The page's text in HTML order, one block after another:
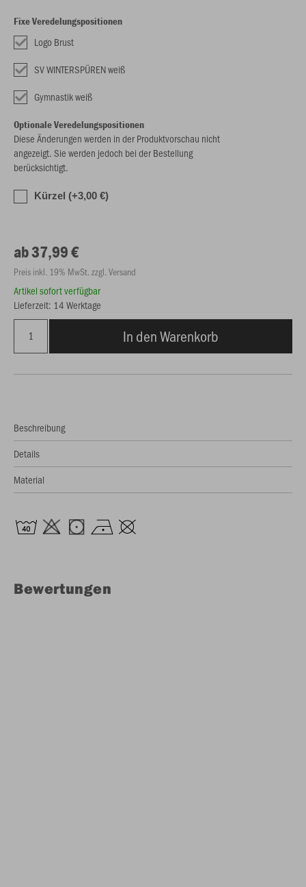
Fixe Veredelungspositionen
Logo Brust
SV WINTERSPÜREN weiß
Gymnastik weiß
Optionale Veredelungspositionen
Diese Änderungen werden in der Produktvorschau nicht
angezeigt. Sie werden jedoch bei der Bestellung
berücksichtigt.
Kürzel (+3,00 €)
ab 37,99 €
Preis inkl. 19% MwSt. zzgl. Versand
Artikel sofort verfügbar
Lieferzeit: 14 Werktage
In den Warenkorb
Beschreibung
Details
Material
Bewertungen